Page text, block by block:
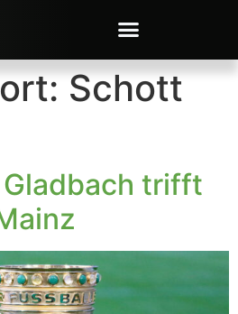
Schott
Gladbach trifft